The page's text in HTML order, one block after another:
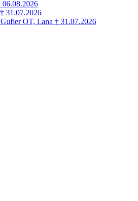
31.07.2026
OT, Lana † 31.07.2026